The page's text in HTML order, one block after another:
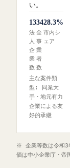
い。
13
法
人
企
業
数
34
全
事
業
者
数
28.3%
市内シ
ェア
主な案件類
型: 同業大
手・地元有力
企業による友
好的承継
※ 企業等数は令和3
価は中小企業庁・帝